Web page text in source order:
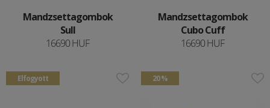
Mandzsettagombok
Sull
16690 HUF
Mandzsettagombok
Cubo Cuff
16690 HUF
Elfogyott 20 %